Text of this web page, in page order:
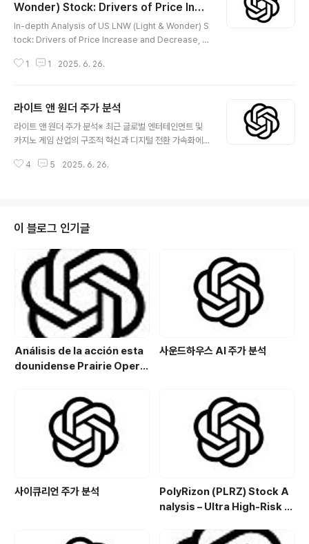
Wonder) Stock: Drivers of Price Incr
ease and Decrease, Future Value, an
d Mid-to-Long Term Investment Stra
tegy
In-depth Analysis of US LNW (Light & Wonder) S
tock: Drivers of Price Increase and Decrease, F
Strategy※ Amidst the structural innovation and a
& Wonder, Inc. (LNW), listed on the U.S. Nasdaq,
has garnered attention by successfully transitio
ning from tradition..
1 1 2025. 6. 26.
라이트 앤 원더 주가 분석
라이트 앤 원더 주가 분석※ 최근 글로벌 엔터테인먼트 및
카지노 게임 산업의 구조적 혁신과 디지털 전환 가속화에
W)는 전통적인 오프라인 슬롯머신에서 온라인 게이밍, iG
B2B·B2C 글로벌 게이밍 시장에서 기술 플랫폼 기업으로
자리매김하고 있습니다. 특히 슬롯, 테이블게임(룰렛, 블랙
잭 등), iLottery(온라인 복권), 온라인 카지노 플랫폼, 디
지털 콘텐츠 및 오픈 API 플랫폼 사업 등으로 사업 다각화
를 빠르게 추진하였으며, 글로벌 주요 카지노 사업자와..
4 5 2025. 6. 26.
이 블로그 인기글
Análisis de la acción esta
dounidense Prairie Opera
de crecimiento y estrategi
a de inversión en el sector
energético
사운드하우스 AI 주가 분석
사이큐리언 주가 분석
PolyRizon (PLRZ) Stock A
nalysis – Ultra High-Risk N
with Allergy, Virus & Nalox